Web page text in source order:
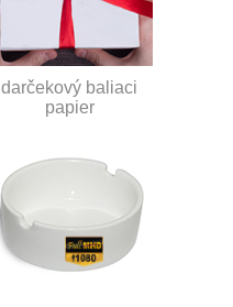
darčekový baliaci
papier